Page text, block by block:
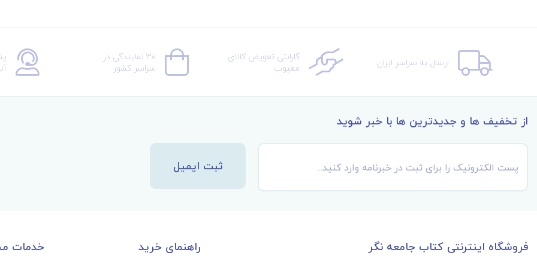
ارسال به سراسر ایران گارانتی تعویض کالای
معیوب
30 نمایندگی در
سراسر کشور
از تخفیف ها و جدیدترین ها با خبر شوید
ثبت ایمیل
فروشگاه اینترنتی کتاب جامعه نگر راهنمای خرید خدمات